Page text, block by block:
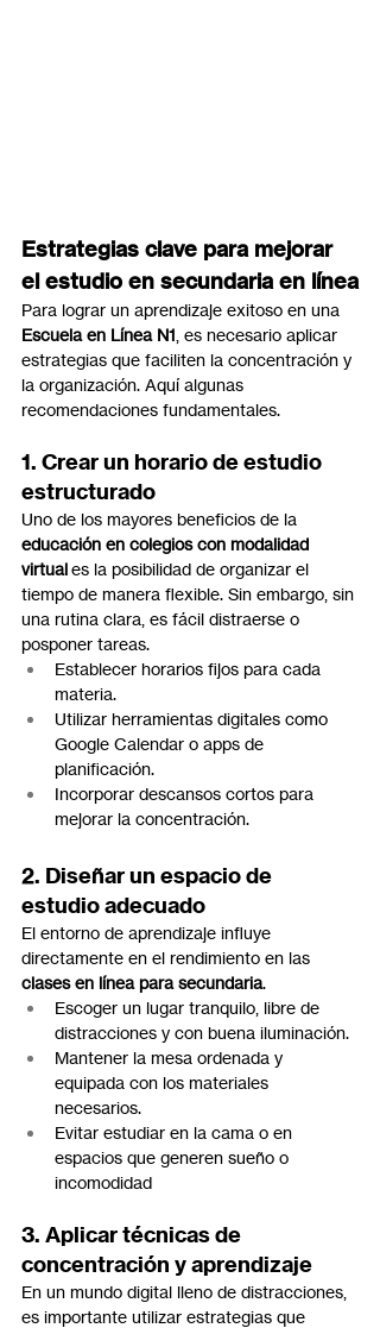
Estrategias clave para mejorar
el estudio en secundaria en línea
Para lograr un aprendizaje exitoso en una
Escuela en Línea N1 , es necesario aplicar
estrategias que faciliten la concentración y
la organización. Aquí algunas
recomendaciones fundamentales.
1. Crear un horario de estudio
estructurado
Uno de los mayores beneficios de la
educación en colegios con modalidad
virtual es la posibilidad de organizar el
tiempo de manera flexible. Sin embargo, sin
una rutina clara, es fácil distraerse o
posponer tareas.
Establecer horarios fijos para cada
materia.
Utilizar herramientas digitales como
Google Calendar o apps de
planificación.
Incorporar descansos cortos para
mejorar la concentración.
2. Diseñar un espacio de
estudio adecuado
El entorno de aprendizaje influye
directamente en el rendimiento en las
clases en línea para secundaria.
Escoger un lugar tranquilo, libre de
distracciones y con buena iluminación.
Mantener la mesa ordenada y
equipada con los materiales
necesarios.
Evitar estudiar en la cama o en
espacios que generen sueño o
incomodidad
3. Aplicar técnicas de
concentración y aprendizaje
En un mundo digital lleno de distracciones,
es importante utilizar estrategias que